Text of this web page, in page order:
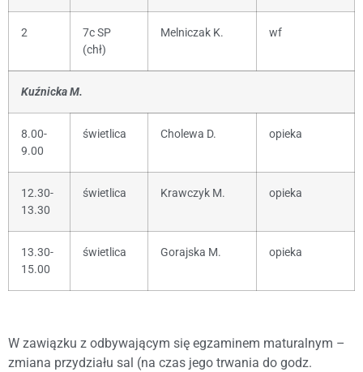
2
7c SP
(chł)
Melniczak K. wf
Kuźnicka M.
8.00-
9.00
świetlica Cholewa D. opieka
12.30-
13.30
świetlica Krawczyk M. opieka
13.30-
15.00
świetlica Gorajska M. opieka
W zawiązku z odbywającym się egzaminem maturalnym –
zmiana przydziału sal (na czas jego trwania do godz.